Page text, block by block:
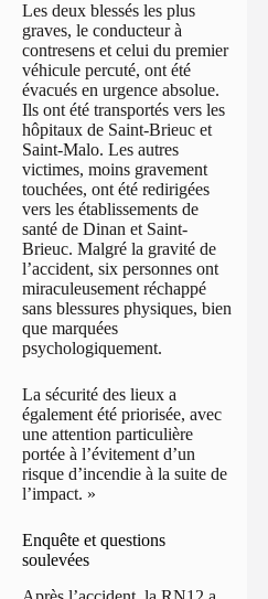
Les deux blessés les plus
graves, le conducteur à
contresens et celui du premier
véhicule percuté, ont été
évacués en urgence absolue.
Ils ont été transportés vers les
hôpitaux de Saint-Brieuc et
Saint-Malo. Les autres
victimes, moins gravement
touchées, ont été redirigées
vers les établissements de
santé de Dinan et Saint-
Brieuc. Malgré la gravité de
l’accident, six personnes ont
miraculeusement réchappé
sans blessures physiques, bien
que marquées
psychologiquement.
La sécurité des lieux a
également été priorisée, avec
une attention particulière
portée à l’évitement d’un
risque d’incendie à la suite de
l’impact. »
Enquête et questions
soulevées